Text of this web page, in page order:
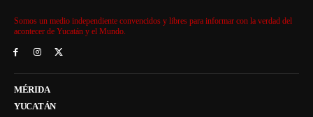
Somos un medio independiente convencidos y libres para informar con la verdad del
acontecer de Yucatán y el Mundo.
MÉRIDA
YUCATÁN